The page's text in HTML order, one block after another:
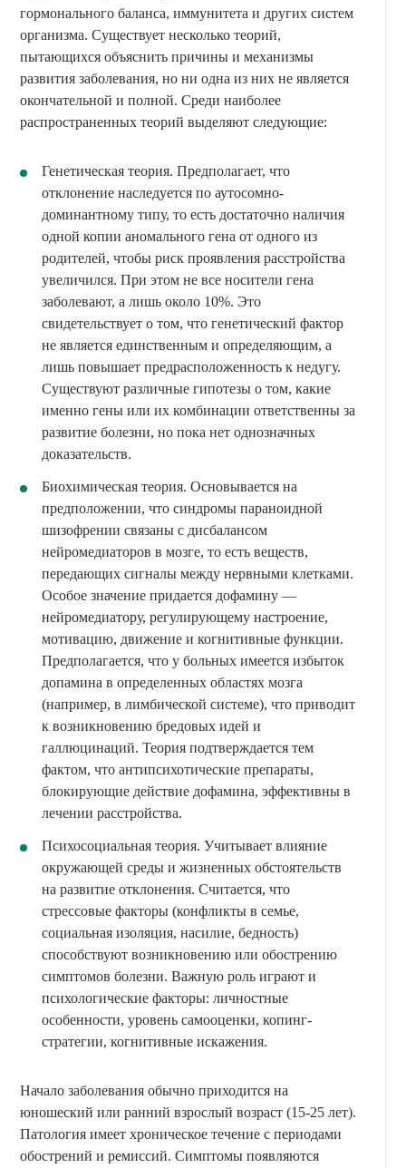
гормонального баланса, иммунитета и других систем
организма. Существует несколько теорий,
пытающихся объяснить причины и механизмы
развития заболевания, но ни одна из них не является
окончательной и полной. Среди наиболее
распространенных теорий выделяют следующие:
Генетическая теория. Предполагает, что
отклонение наследуется по аутосомно-
доминантному типу, то есть достаточно наличия
одной копии аномального гена от одного из
родителей, чтобы риск проявления расстройства
увеличился. При этом не все носители гена
заболевают, а лишь около 10%. Это
свидетельствует о том, что генетический фактор
не является единственным и определяющим, а
лишь повышает предрасположенность к недугу.
Существуют различные гипотезы о том, какие
именно гены или их комбинации ответственны за
развитие болезни, но пока нет однозначных
доказательств.
Биохимическая теория. Основывается на
предположении, что синдромы параноидной
шизофрении связаны с дисбалансом
нейромедиаторов в мозге, то есть веществ,
передающих сигналы между нервными клетками.
Особое значение придается дофамину —
нейромедиатору, регулирующему настроение,
мотивацию, движение и когнитивные функции.
Предполагается, что у больных имеется избыток
допамина в определенных областях мозга
(например, в лимбической системе), что приводит
к возникновению бредовых идей и
галлюцинаций. Теория подтверждается тем
фактом, что антипсихотические препараты,
блокирующие действие дофамина, эффективны в
лечении расстройства.
Психосоциальная теория. Учитывает влияние
окружающей среды и жизненных обстоятельств
на развитие отклонения. Считается, что
стрессовые факторы (конфликты в семье,
социальная изоляция, насилие, бедность)
способствуют возникновению или обострению
симптомов болезни. Важную роль играют и
психологические факторы: личностные
особенности, уровень самооценки, копинг-
стратегии, когнитивные искажения.
Начало заболевания обычно приходится на
юношеский или ранний взрослый возраст (15-25 лет).
Патология имеет хроническое течение с периодами
обострений и ремиссий. Симптомы появляются